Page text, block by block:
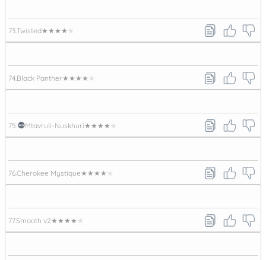
73. Twisted★★★★★
74. Black Panther★★★★★
75. Mtavruli-Nuskhuri★★★★★
76.Cherokee Mystique★★★★★
77.Smooth v2★★★★★